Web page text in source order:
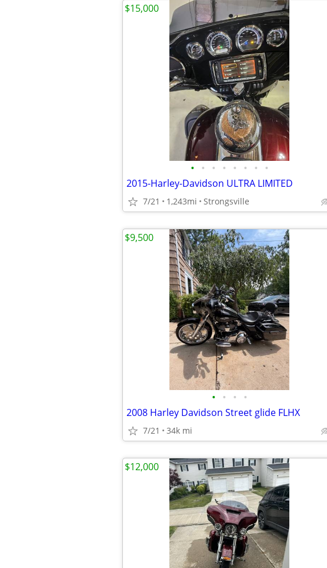
• • • • • • • •
2015-Harley-Davidson ULTRA LIMITED
7/21 1,243mi Strongsville
$15,000
• • • •
2008 Harley Davidson Street glide FLHX
7/21 34k mi
$9,500
$12,000